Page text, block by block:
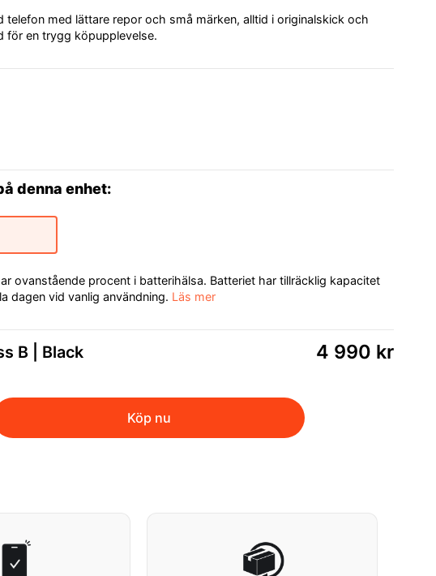
telefon med lättare repor och små märken, alltid i originalskick och
för en trygg köpupplevelse.
denna enhet:
ovanstående procent i batterihälsa. Batteriet har tillräcklig kapacitet
dagen vid vanlig användning. Läs mer
B Black 4 990 kr
Köp nu